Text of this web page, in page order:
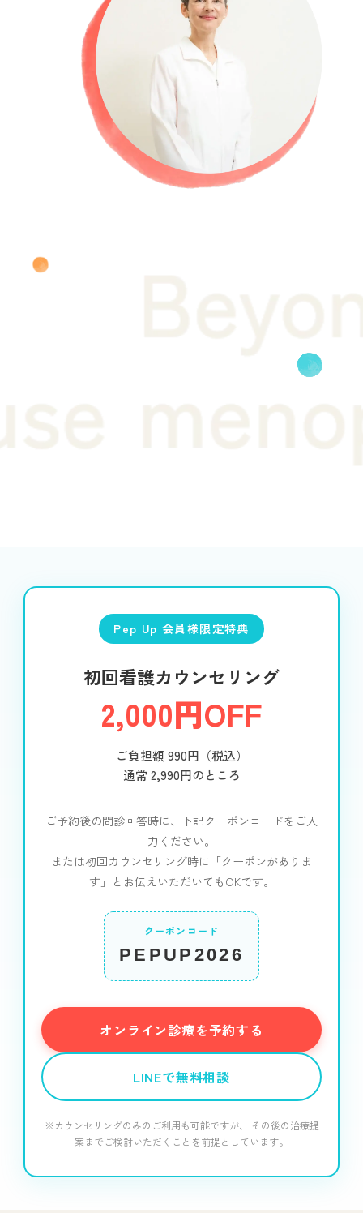
Pep Up 会員様限定特典
初回看護カウンセリング
2,000円OFF
ご負担額 990円（税込）
通常 2,990円のところ
ご予約後の問診回答時に、下記クーポンコードをご入
力ください。
または初回カウンセリング時に「クーポンがありま
す」とお伝えいただいてもOKです。
クーポンコード
PEPUP2026
オンライン診療を予約する
LINEで無料相談
※カウンセリングのみのご利用も可能ですが、
その後の治療提
案までご検討いただくことを前提としています。